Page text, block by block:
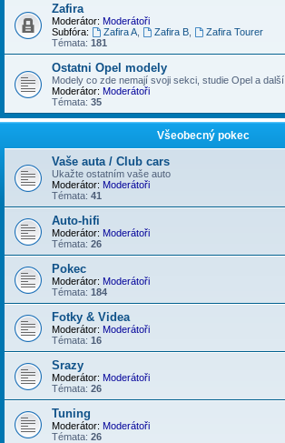
Zafira
Moderátor: Moderátoři
Subfóra:
Zafira A, Zafira B,
Zafira Tourer
Témata: 181
Ostatni Opel modely
Modely co zde nemají svoji sekci, studie Opel a další
Moderátor: Moderátoři
Témata: 35
Všeobecný pokec
Vaše auta / Club cars
Ukažte ostatním vaše auto
Moderátor: Moderátoři
Témata: 41
Auto-hifi
Moderátor: Moderátoři
Témata: 26
Pokec
Moderátor: Moderátoři
Témata: 184
Fotky & Videa
Moderátor: Moderátoři
Témata: 16
Srazy
Moderátor: Moderátoři
Témata: 26
Tuning
Moderátor: Moderátoři
Témata: 26